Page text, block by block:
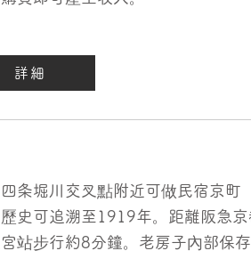
詳細
条堀川交叉點附近可做民宿京町
史可追溯至1919年。距離阪急京
站步行約8分鐘。老房子內部保存